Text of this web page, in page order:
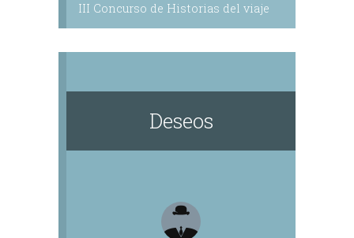
III Concurso de Historias del viaje
Deseos